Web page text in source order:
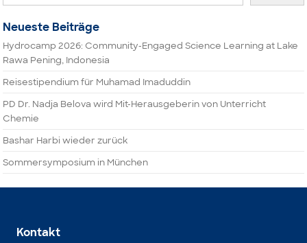
Neueste Beiträge
Hydrocamp 2026: Community-Engaged Science Learning at Lake
Rawa Pening, Indonesia
Reisestipendium für Muhamad Imaduddin
PD Dr. Nadja Belova wird Mit-Herausgeberin von Unterricht
Chemie
Bashar Harbi wieder zurück
Sommersymposium in München
Kontakt